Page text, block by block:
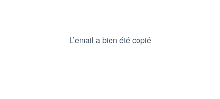
L’email a bien été copié